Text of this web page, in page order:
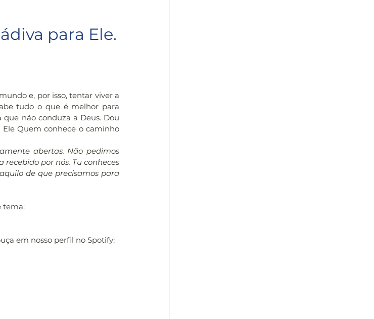
para Ele.
e, por isso, tentar viver a
tudo o que é melhor para
não conduza a Deus. Dou
Quem conhece o caminho
abertas. Não pedimos
por nós. Tu conheces
de que precisamos para
tema:
em nosso perfil no Spotify: